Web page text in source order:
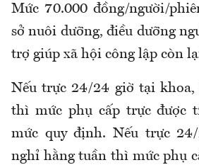
Mức 70.000 đồng/người/
sở nuôi dưỡng, điều dưỡng
trợ giúp xã hội công lập còn
Nếu trực 24/24 giờ tại khoa,
thì mức phụ cấp trực được
mức quy định. Nếu trực
nghỉ hằng tuần thì mức phụ